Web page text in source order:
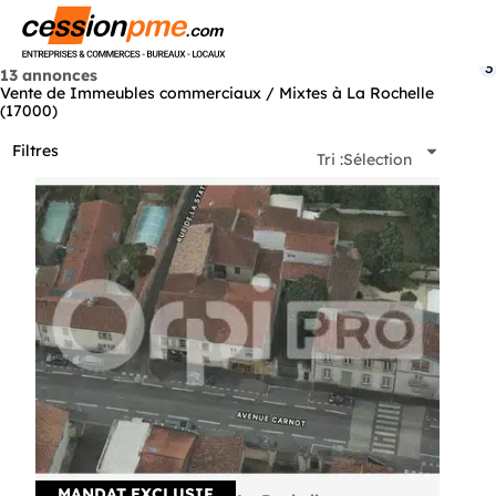
13 annonces
Vente de Immeubles commerciaux / Mixtes à La Rochelle
(17000)
Filtres
3
Tri :Sélection